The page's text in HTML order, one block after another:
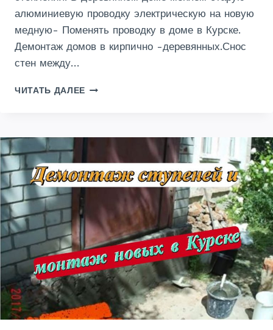
алюминиевую проводку электрическую на новую
медную- Поменять проводку в доме в Курске.
Демонтаж домов в кирпично -деревянных.Снос
стен между…
ЧИТАТЬ ДАЛЕЕ ДЕМОНТАЖ
ДОМЕ-
УСЛУГИ
В
КУРСКЕ